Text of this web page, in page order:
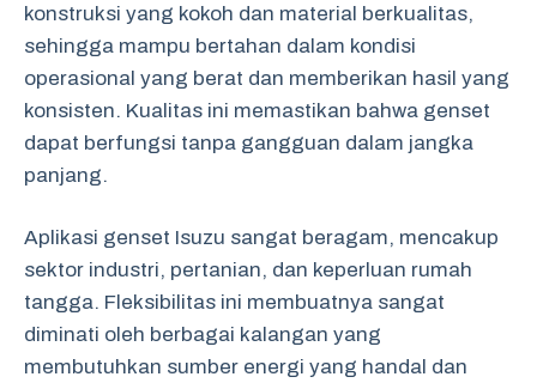
konstruksi yang kokoh dan material berkualitas,
sehingga mampu bertahan dalam kondisi
operasional yang berat dan memberikan hasil yang
konsisten. Kualitas ini memastikan bahwa genset
dapat berfungsi tanpa gangguan dalam jangka
panjang.
Aplikasi genset Isuzu sangat beragam, mencakup
sektor industri, pertanian, dan keperluan rumah
tangga. Fleksibilitas ini membuatnya sangat
diminati oleh berbagai kalangan yang
membutuhkan sumber energi yang handal dan